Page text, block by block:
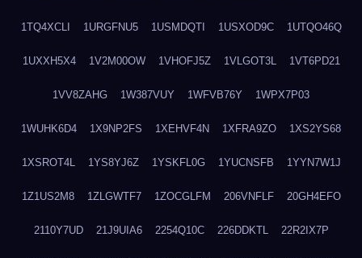
1TQ4XCLI 1URGFNU5 1USMDQTI 1USXOD9C 1UTQO46Q
1UXXH5X4 1V2M00OW 1VHOFJ5Z 1VLGOT3L 1VT6PD21
1VV8ZAHG 1W387VUY 1WFVB76Y 1WPX7P03
1WUHK6D4 1X9NP2FS 1XEHVF4N 1XFRA9ZO 1XS2YS68
1XSROT4L 1YS8YJ6Z 1YSKFL0G 1YUCNSFB 1YYN7W1J
1Z1US2M8 1ZLGWTF7 1ZOCGLFM 206VNFLF 20GH4EFO
2110Y7UD 21J9UIA6 2254Q10C 226DDKTL 22R2IX7P